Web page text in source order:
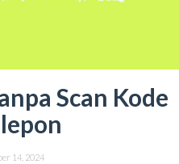
Scan Kode
14, 2024